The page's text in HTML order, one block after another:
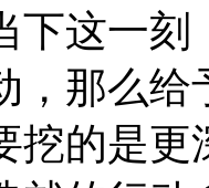
下这一
，那么给
挖的是